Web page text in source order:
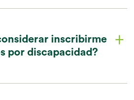
inscribirme
por discapacidad?
plus